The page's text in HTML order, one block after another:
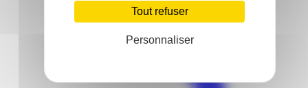
Tout refuser
Personnaliser